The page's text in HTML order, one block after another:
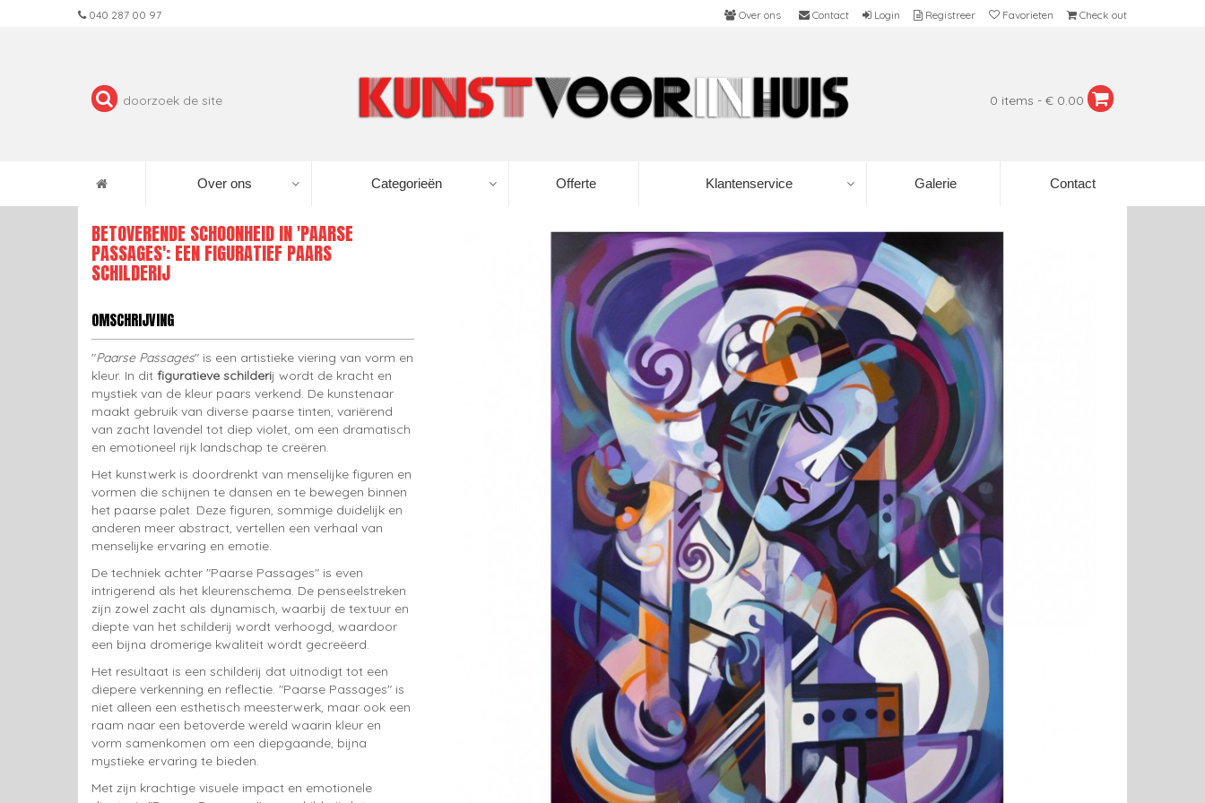
040 287 00 97 Over ons Contact Login Registreer Favorieten Check out
0 items - € 0.00
Over ons Categorieën Offerte Klantenservice Galerie Contact
BETOVERENDE SCHOONHEID IN 'PAARSE
PASSAGES': EEN FIGURATIEF PAARS
SCHILDERIJ
OMSCHRIJVING
"Paarse Passages" is een artistieke viering van vorm en
kleur. In dit figuratieve schilderij wordt de kracht en
mystiek van de kleur paars verkend. De kunstenaar
maakt gebruik van diverse paarse tinten, variërend
van zacht lavendel tot diep violet, om een dramatisch
en emotioneel rijk landschap te creëren.
Het kunstwerk is doordrenkt van menselijke figuren en
vormen die schijnen te dansen en te bewegen binnen
het paarse palet. Deze figuren, sommige duidelijk en
anderen meer abstract, vertellen een verhaal van
menselijke ervaring en emotie.
De techniek achter "Paarse Passages" is even
intrigerend als het kleurenschema. De penseelstreken
zijn zowel zacht als dynamisch, waarbij de textuur en
diepte van het schilderij wordt verhoogd, waardoor
een bijna dromerige kwaliteit wordt gecreëerd.
Het resultaat is een schilderij dat uitnodigt tot een
diepere verkenning en reflectie. "Paarse Passages" is
niet alleen een esthetisch meesterwerk, maar ook een
raam naar een betoverde wereld waarin kleur en
vorm samenkomen om een diepgaande, bijna
mystieke ervaring te bieden.
Met zijn krachtige visuele impact en emotionele